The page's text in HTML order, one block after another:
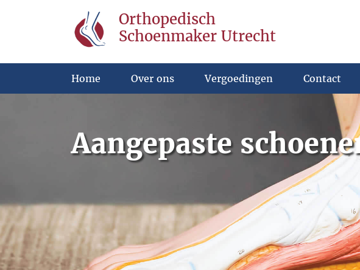
Orthopedisch
Schoenmaker Utrecht
Home Over ons Vergoedingen Contact
Aangepaste